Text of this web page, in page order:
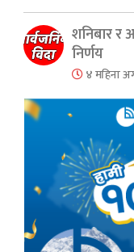
शनिबार र
निर्णय
४ महिना